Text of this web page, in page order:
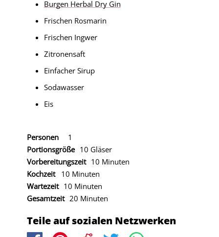
Burgen Herbal Dry Gin
Frischen Rosmarin
Frischen Ingwer
Zitronensaft
Einfacher Sirup
Sodawasser
Eis
Personen
1
Portionsgröße 10 Gläser
Vorbereitungszeit 10 Minuten
Kochzeit
10 Minuten
Wartezeit 10 Minuten
Gesamtzeit 20 Minuten
Teile auf sozialen Netzwerken